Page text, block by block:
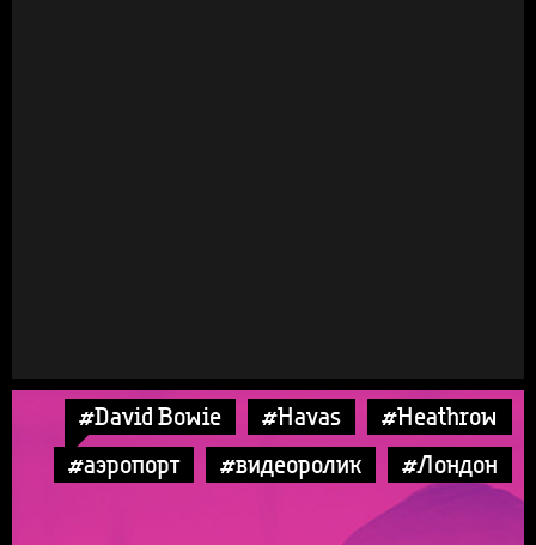
#David Bowie #Havas
#Heathrow
#аэропорт
#видеоролик #Лондон